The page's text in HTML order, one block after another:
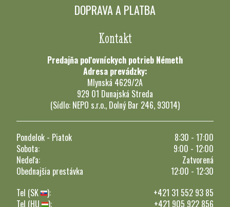
DOPRAVA A PLATBA
Kontakt
Predajňa poľovníckych potrieb Németh
Adresa prevádzky:
Mlynská 4629/2A
929 01 Dunajská Streda
(Sídlo: NEPO s.r.o., Dolný Bar 246, 93014)
Pondelok - Piatok
8:30 - 17:00
Sobota:
9:00 - 12:00
Nedeľa:
Zatvorená
Obednajšia prestávka
12:00 - 12:30
Tel (SK
):
+421 31 552 93 85
Tel (HU
): +421 905 922 856